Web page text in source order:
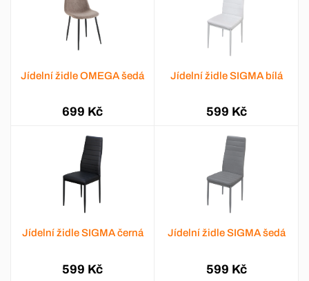
Jídelní židle OMEGA šedá
699 Kč
Jídelní židle SIGMA bílá
599 Kč
Jídelní židle SIGMA černá
599 Kč
Jídelní židle SIGMA šedá
599 Kč